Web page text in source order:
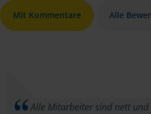
Mit Kommentare Alle
Alle Mitarbeiter sind nett